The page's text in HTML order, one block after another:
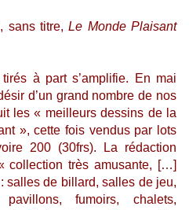
sans titre,Le Monde Plaisant
à part s’amplifie. En mai
d’un grand nombre de nos
les « meilleurs dessins de la
», cette fois vendus par lots
200 (30frs). La rédaction
collection très amusante, […]
salles de billard, salles de jeu,
fumoirs, chalets,